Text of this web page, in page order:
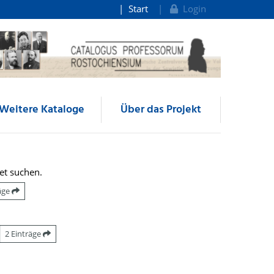
Start Login
Kataloge Über das Projekt
suchen.
2 Einträge